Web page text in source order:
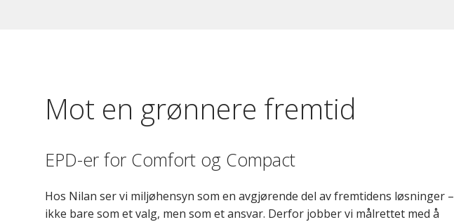
Mot en grønnere fremtid
EPD-er for Comfort og Compact
Hos Nilan ser vi miljøhensyn som en avgjørende del av fremtidens løsninger –
ikke bare som et valg, men som et ansvar. Derfor jobber vi målrettet med å